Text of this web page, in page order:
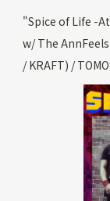
"Spice of Life -
w/ The AnnFeels
/ KRAFT) /